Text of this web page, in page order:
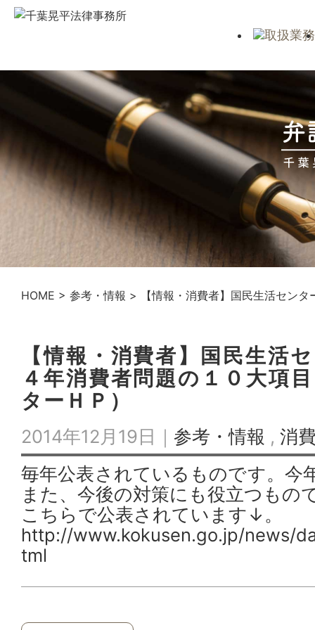
HOME > 参考・情報 > 【情報・消費者】国民生活セン
【情報・消費者】国民生活
４年消費者問題の１０大項
ターＨＰ）
2014年12月19日｜ 参考・情報 , 消
毎年公表されているものです。今
また、今後の対策にも役立つもの
こちらで公表されています↓。
http://www.kokusen.go.jp/news/
tml